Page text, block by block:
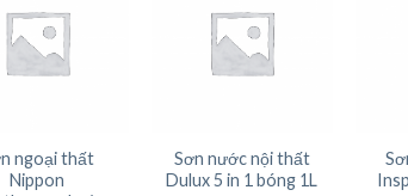
ngoại thất
Nippon
Sơn nước nội thất
Dulux 5 in 1 bóng 1L